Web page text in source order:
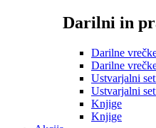
Darilni in
Darilne
Darilne
Ustvarjalni
Ustvarjalni
Knjige
Knjige